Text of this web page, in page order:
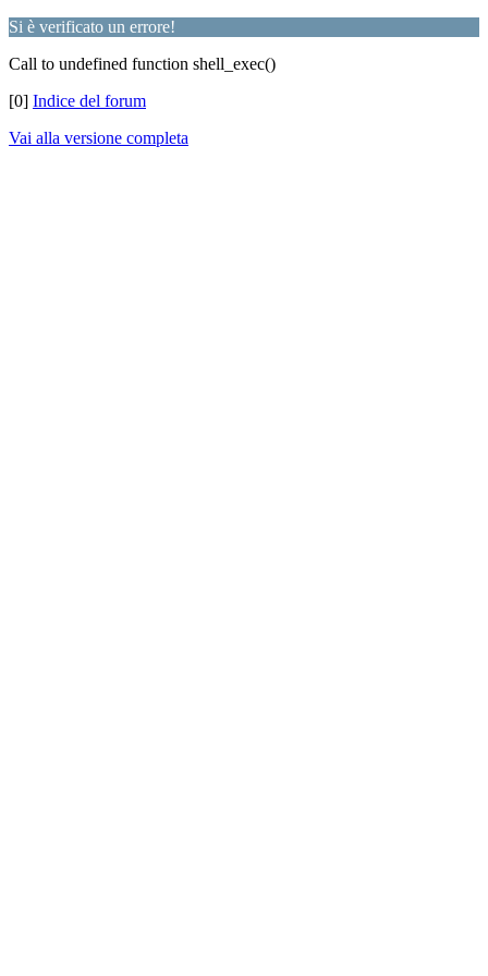
Si è verificato un errore!
Call to undefined function shell_exec()
[0] Indice del forum
Vai alla versione completa